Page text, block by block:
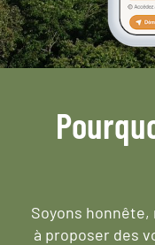
Soyons honnête,
à proposer des